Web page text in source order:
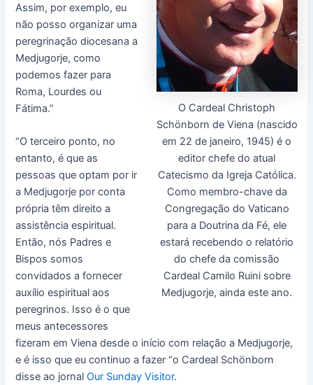
O Cardeal Christoph
Schönborn de Viena (nascido
em 22 de janeiro, 1945) é o
editor chefe do atual
Catecismo da Igreja Católica.
Como membro-chave da
Congregação do Vaticano
para a Doutrina da Fé, ele
estará recebendo o relatório
do chefe da comissão
Cardeal Camilo Ruini sobre
Medjugorje, ainda este ano.
Assim, por exemplo, eu
não posso organizar uma
peregrinação diocesana a
Medjugorje, como
podemos fazer para
Roma, Lourdes ou
Fátima.”
“O terceiro ponto, no
entanto, é que as
pessoas que optam por ir
a Medjugorje por conta
própria têm direito a
assistência espiritual.
Então, nós Padres e
Bispos somos
convidados a fornecer
auxílio espiritual aos
peregrinos. Isso é o que
meus antecessores
fizeram em Viena desde o início com relação a Medjugorje,
e é isso que eu continuo a fazer “o Cardeal Schönborn
disse ao jornalOur Sunday Visitor.